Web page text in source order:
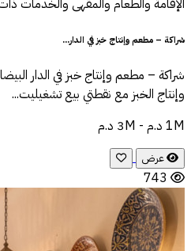
شراكة – مطعم وإنتاج خبز في الدار...
شراكة – مطعم وإنتاج خبز في الدار
وإنتاج الخبز مع نقطتي بيع تشغيليت...
1M د.م - 3M د.م
عرض
743